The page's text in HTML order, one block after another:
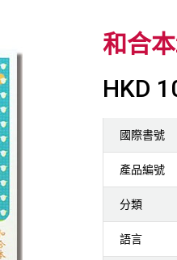
和合
HKD
國際書號
產品編號
分類
語言